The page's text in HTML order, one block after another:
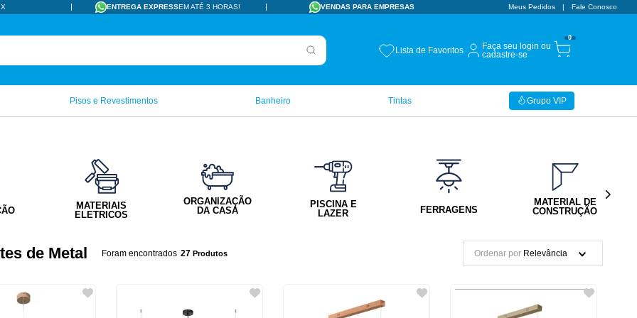
ENTREGA EXPRESSEM ATÉ 3 HORAS! VENDAS PARA EMPRESAS Meus Pedidos Fale Conosco
Lista de Favoritos
Faça seu login ou
cadastre-se
0
Grupo VIP
Pisos e Revestimentos Banheiro Tintas
MATERIAIS
ELETRICOS
ORGANIZAÇÃO
DA CASA
PISCINA E
LAZER
FERRAGENS
MATERIAL DE
CONSTRUÇÃO
de Metal 27 Produtos Ordenar por Relevância